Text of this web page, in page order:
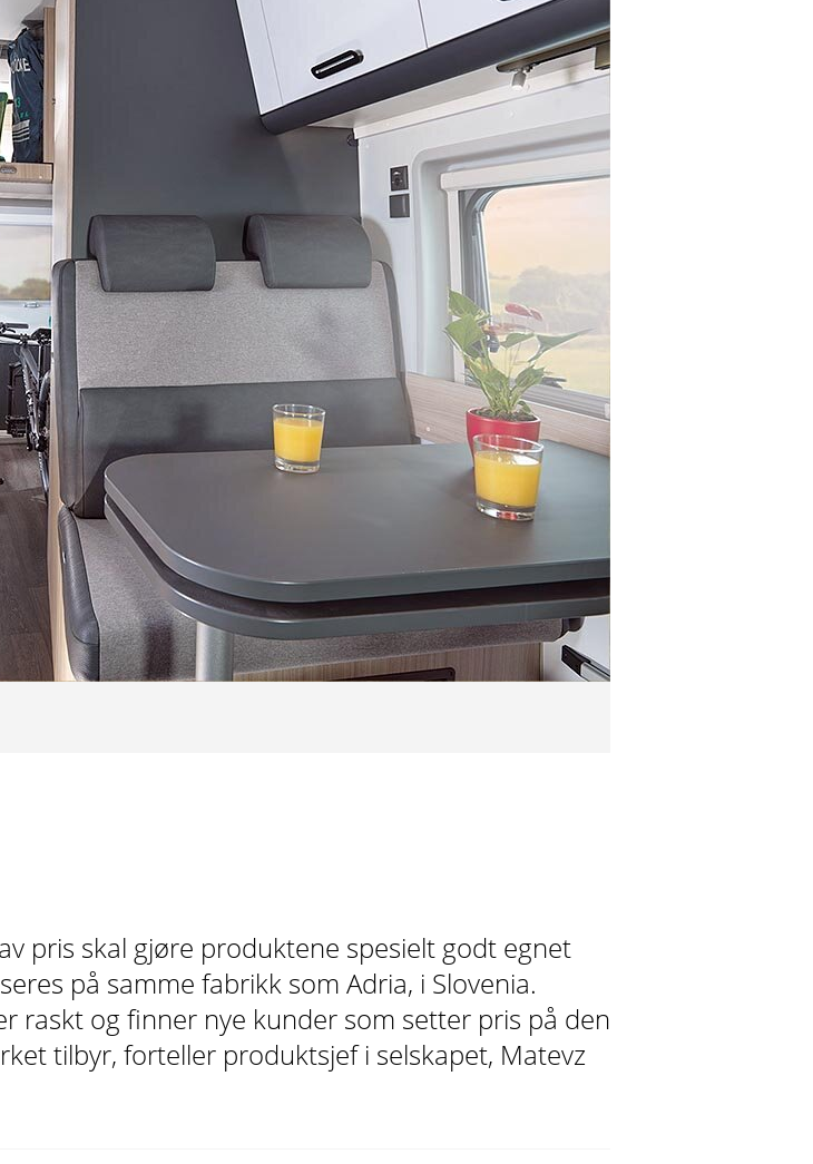
pris skal gjøre produktene spesielt godt egnet
på samme fabrikk som Adria, i Slovenia.
raskt og finner nye kunder som setter pris på den
tilbyr, forteller produktsjef i selskapet, Matevz